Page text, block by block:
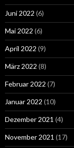
Juni 2022 (6)
Mai 2022 (6)
April 2022 (9)
März 2022 (8)
Februar 2022 (7)
Januar 2022 (10)
Dezember 2021 (4)
November 2021 (17)